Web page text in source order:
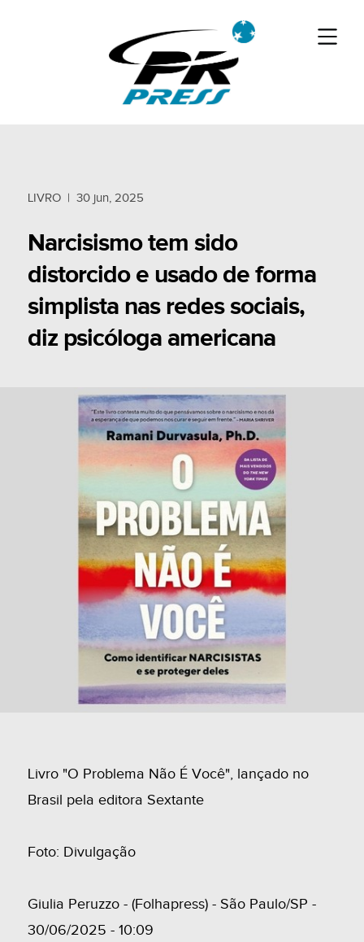
LIVRO| 30 jun, 2025
Narcisismo tem sido
distorcido e usado de forma
simplista nas redes sociais,
diz psicóloga americana
Livro "O Problema Não É Você", lançado no
Brasil pela editora Sextante
Foto: Divulgação
Giulia Peruzzo - (Folhapress) - São Paulo/SP -
30/06/2025 - 10:09